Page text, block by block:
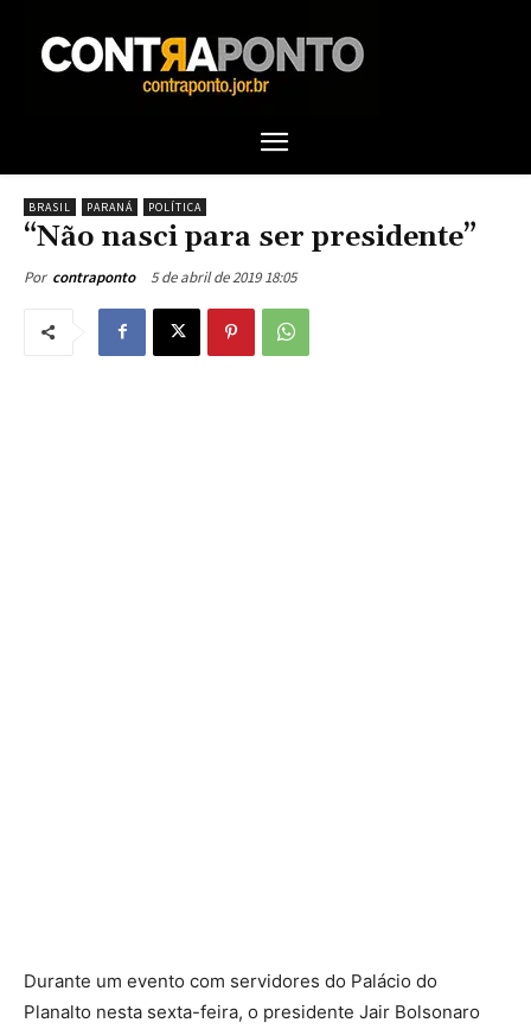
BRASIL PARANÁ POLÍTICA
“Não nasci para ser presidente”
Por contraponto 5 de abril de 2019 18:05
Durante um evento com servidores do Palácio do
Planalto nesta sexta-feira, o presidente Jair Bolsonaro